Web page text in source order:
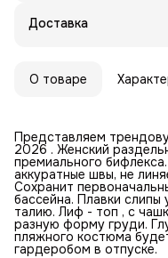
Доставка
О товаре
Представляем
2026 . Женский
премиального
аккуратные швы, не
Cохранит
бассейна. Плавки
талию. Лиф - топ , с
разную форму груди.
пляжного костюма
гардеробом в отпуске.